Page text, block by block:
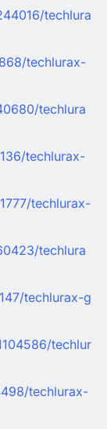
techlura
techlurax-
techlura
techlurax-
techlurax-
techlura
techlurax-g
techlur
techlurax-